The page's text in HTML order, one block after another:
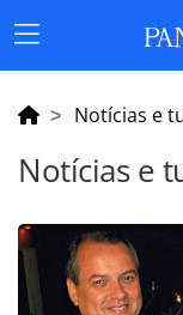
Menu
Principal
Notícias e
Notícias e